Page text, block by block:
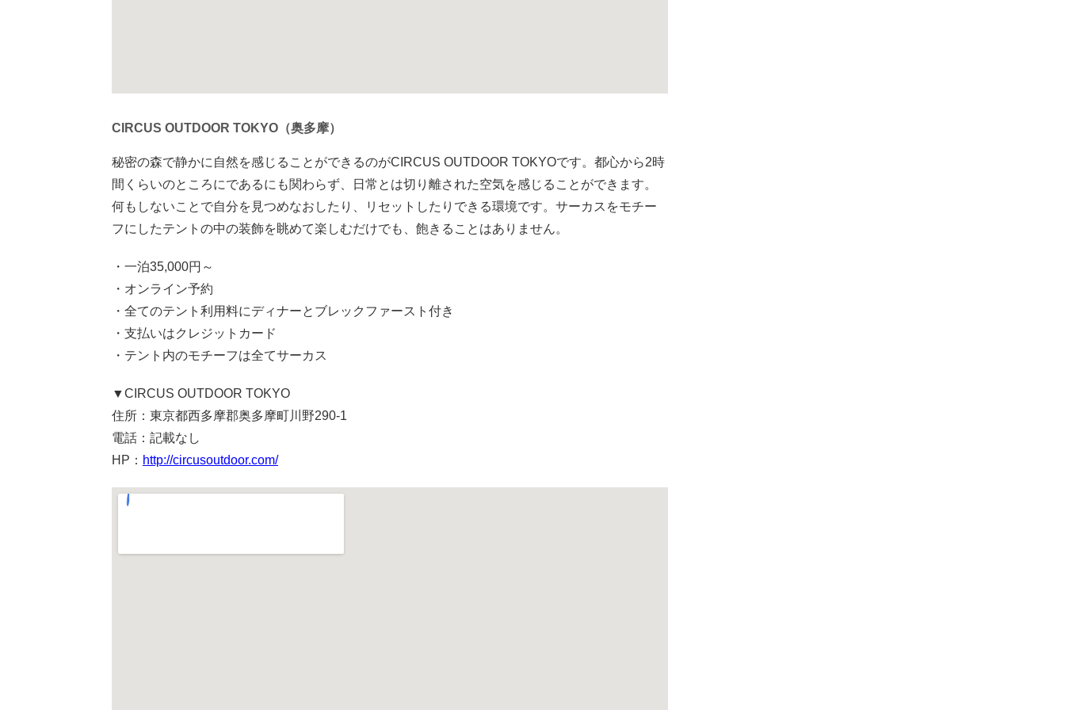
CIRCUS OUTDOOR TOKYO（奥多摩）
秘密の森で静かに自然を感じることができるのがCIRCUS OUTDOOR TOKYOです。都心から2時
間くらいのところにであるにも関わらず、日常とは切り離された空気を感じることができます。
何もしないことで自分を見つめなおしたり、リセットしたりできる環境です。サーカスをモチー
フにしたテントの中の装飾を眺めて楽しむだけでも、飽きることはありません。
・一泊35,000円～
・オンライン予約
・全てのテント利用料にディナーとブレックファースト付き
・支払いはクレジットカード
・テント内のモチーフは全てサーカス
▼CIRCUS OUTDOOR TOKYO
住所：東京都西多摩郡奥多摩町川野290-1
電話：記載なし
HP： http://circusoutdoor.com/